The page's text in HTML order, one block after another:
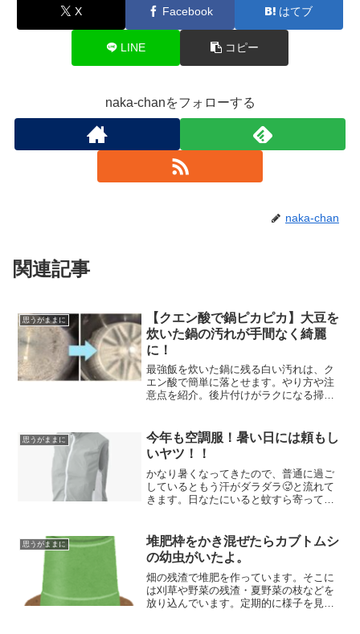
X Facebook はてブ
LINE コピー
naka-chanをフォローする
naka-chan
関連記事
思うがままに
【クエン酸で鍋ピカピカ】大豆を
炊いた鍋の汚れが手間なく綺麗
に！
最強飯を炊いた鍋に残る白い汚れは、ク
エン酸で簡単に落とせます。やり方や注
意点を紹介。後片付けがラクになる掃除
思うがままに
今年も空調服！暑い日には頼もし
いヤツ！！
かなり暑くなってきたので、普通に過ご
しているともう汗がダラダラ🥵と流れて
きます。日なたにいると蚊すら寄ってこ
とはありませんが、昨年購入した激安の
空調服でも暑さは凌げました！
思うがままに
堆肥枠をかき混ぜたらカブトムシ
の幼虫がいたよ。
畑の残渣で堆肥を作っています。そこに
は刈草や野菜の残渣・夏野菜の枝などを
放り込んでいます。定期的に様子を見る